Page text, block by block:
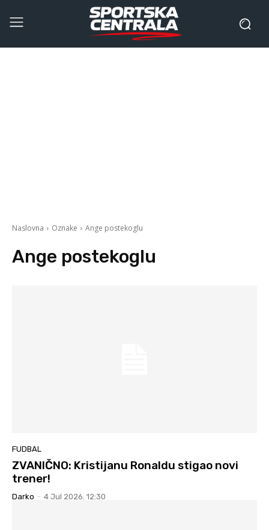
Naslovna Oznake Ange postekoglu
Ange postekoglu
FUDBAL
ZVANIČNO: Kristijanu Ronaldu stigao novi
trener!
Darko - 4 Jul 2026. 12:30